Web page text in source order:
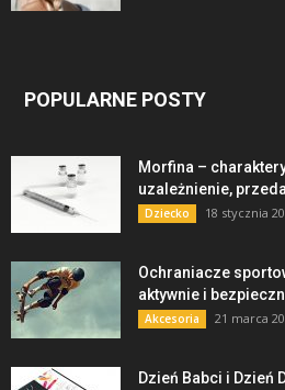
POPULARNE POSTY
Morfina –
uzależnienie,
Dziecko 18 stycznia
Ochraniacze
aktywnie i
Akcesoria 21 marca
Dzień Babci i Dzień